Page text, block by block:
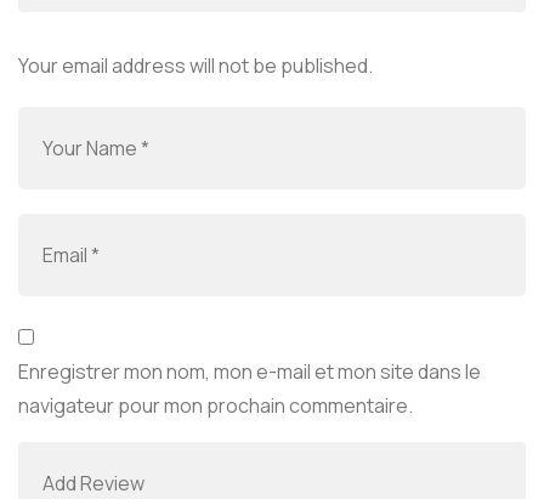
Your email address will not be published.
Enregistrer mon nom, mon e-mail et mon site dans le
navigateur pour mon prochain commentaire.